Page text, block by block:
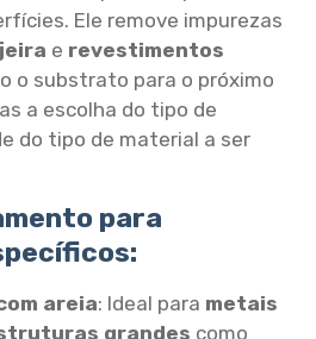
Ele remove impurezas
e revestimentos
o substrato para o próximo
a escolha do tipo de
do tipo de material a ser
para
areia: Ideal para metais
grandes como